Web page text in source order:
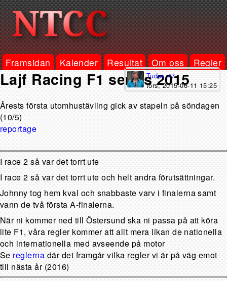
Framsidan Kalender Resultat Om oss Regler
Lajf Racing F1 series 2015
Tudor_47
tors, 2015-06-11 15:25
Årests första utomhustävling gick av stapeln på söndagen
(10/5)
reportage
I race 2 så var det torrt ute
I race 2 så var det torrt ute och helt andra förutsättningar.
Johnny tog hem kval och snabbaste varv i finalerna samt
vann de två första A-finalerna.
När ni kommer ned till Östersund ska ni passa på att köra
lite F1, våra regler kommer att allt mera likan de nationella
och internationella med avseende på motor
Se reglerna där det framgår vilka regler vi är på väg emot
till nästa år (2016)